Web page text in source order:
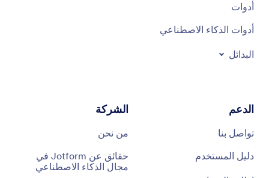
أدوات
أدوات الذكاء الاصطناعي
البدائل
الدعم
تواصل بنا
دليل المستخدم
الشركة
من نحن
حقائق عن Jotform في
مجال الذكاء الاصطناعي